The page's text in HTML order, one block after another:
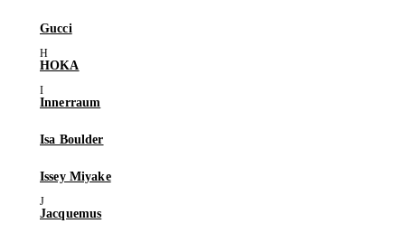
Gucci
HOKA
Innerraum
Isa Boulder
Issey Miyake
Jacquemus